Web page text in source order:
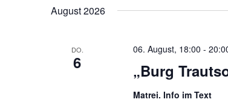
Schlüsselwort.
wählen.
August 2026
DO.
6 „Burg
06. August, 18:00 -
Matrei. Info im Text